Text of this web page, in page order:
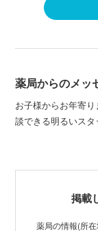
薬局からのメッ
お子様からお年寄
談できる明るいスタ
掲載
薬局の情報(所